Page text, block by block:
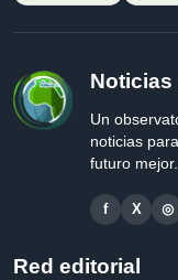
Noticias
Un
noticias
futuro mejor.
f X ◎
Red editorial